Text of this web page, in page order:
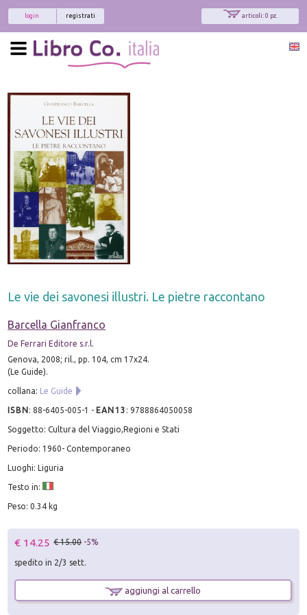
articoli: 0 pz.
registrati
login
Le vie dei savonesi illustri. Le pietre raccontano
Barcella Gianfranco
De Ferrari Editore s.r.l.
Genova, 2008; ril., pp. 104, cm 17x24.
(Le Guide).
collana: Le Guide
ISBN:88-6405-005-1 - EAN13 :9788864050058
Soggetto: Cultura del Viaggio,Regioni e Stati
Periodo: 1960- Contemporaneo
Luoghi: Liguria
Testo in:
Peso: 0.34 kg
€ 14.25 € 15.00 -5%
spedito in 2/3 sett.
aggiungi al carrello